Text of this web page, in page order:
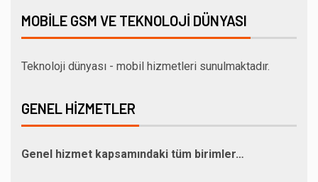
MOBILE GSM VE TEKNOLOJI DÜNYASI
Teknoloji dünyası - mobil hizmetleri sunulmaktadır.
GENEL HIZMETLER
Genel hizmet kapsamındaki tüm birimler…